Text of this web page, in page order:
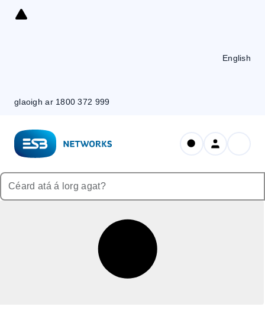
Skip
glaoigh ar 1800 372 999
English